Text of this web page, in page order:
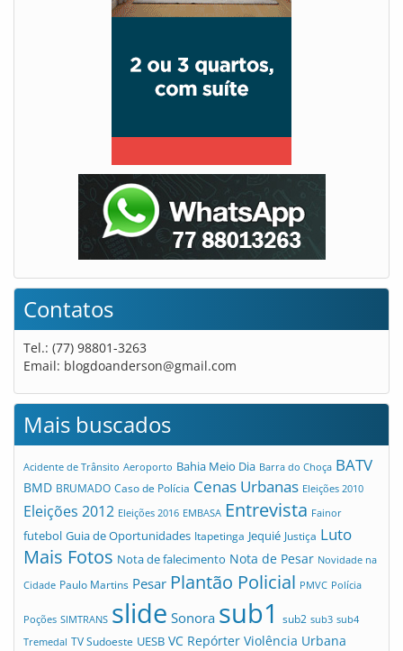
Contatos
Tel.: (77) 98801-3263
Email: blogdoanderson@gmail.com
Mais buscados
Acidente de Trânsito Aeroporto Bahia Meio Dia Barra do Choça BATV
BMD BRUMADO Caso de Polícia Cenas Urbanas Eleições 2010
Eleições 2012 Eleições 2016 EMBASA Entrevista Fainor
futebol Guia de Oportunidades Itapetinga Jequié Justiça Luto
Mais Fotos Nota de falecimento Nota de Pesar Novidade na
Cidade Paulo Martins Pesar Plantão Policial PMVC Polícia
Poções SIMTRANS slide Sonora sub1 sub2 sub3 sub4
Tremedal TV Sudoeste UESB VC Repórter Violência Urbana